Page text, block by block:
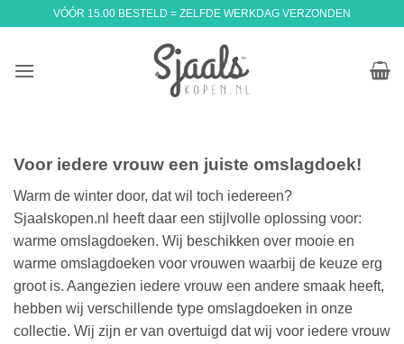
VÓÓR 15.00 BESTELD = ZELFDE WERKDAG VERZONDEN
Voor iedere vrouw een juiste omslagdoek!
Warm de winter door, dat wil toch iedereen?
Sjaalskopen.nl heeft daar een stijlvolle oplossing voor:
warme omslagdoeken. Wij beschikken over mooie en
warme omslagdoeken voor vrouwen waarbij de keuze erg
groot is. Aangezien iedere vrouw een andere smaak heeft,
hebben wij verschillende type omslagdoeken in onze
collectie. Wij zijn er van overtuigd dat wij voor iedere vrouw